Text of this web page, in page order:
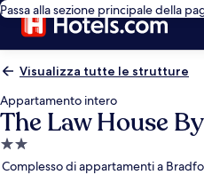
Passa alla sezione principale della
Visualizza tutte le strutture
Appartamento intero
The Law House
Struttura
aComplesso di appartamenti a